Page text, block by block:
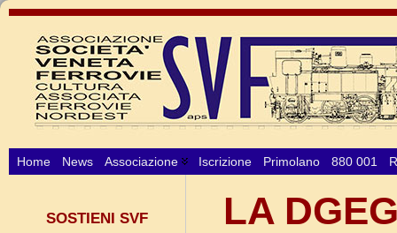
Home News Associazione Iscrizione Primolano 880 001
SOSTIENI SVF
LA